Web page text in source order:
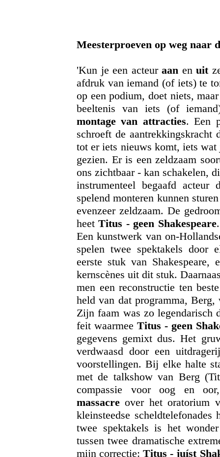
Meesterproeven op weg naar
'Kun je een acteur aan en uit
afdruk van iemand (of iets) te
op een podium, doet niets,
beeltenis van iets (of
montage van attracties. Een
schroeft de
tot er iets nieuws komt, iets
gezien. Er is een zeldzaam
ons zichtbaar - kan schakelen,
instrumenteel begaafd
spelend monteren kunnen
evenzeer zeldzaam. De
heetTitus - geen Shakespeare
Een kunstwerk van on-
spelen twee spektakels door
eerste stuk van
kernscènes uit dit stuk.
men een reconstructie ten
held van dat programma,
Zijn faam was zo legendarisch
feit waarmeeTitus - geen
gegevens gemixt dus. Het
verdwaasd door een
voorstellingen. Bij elke halte
met de talkshow van Berg
compassie voor oog en
massacre over het oratorium
kleinsteedse
twee spektakels is het
tussen twee dramatische
mijn correctie:Titus - juíst